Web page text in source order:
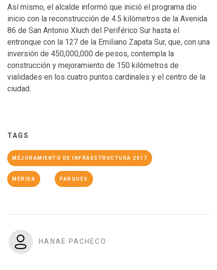
Así mismo, el alcalde informó que inició el programa dio
inicio con la reconstrucción de 4.5 kilómetros de la Avenida
86 de San Antonio Xluch del Periférico Sur hasta el
entronque con la 127 de la Emiliano Zapata Sur, que, con una
inversión de 450,000,000 de pesos, contempla la
construcción y mejoramiento de 150 kilómetros de
vialidades en los cuatro puntos cardinales y el centro de la
ciudad.
TAGS
MEJORAMIENTO DE INFRAESTRUCTURA 2017
MÉRIDA PARQUES
HANAE PACHECO